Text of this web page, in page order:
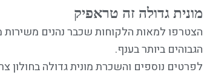
מונית גדולה זה טראפיק
הגבוהים ביותר בענף.
לפרטים נוספים והשכרת מונית גדולה בחולון